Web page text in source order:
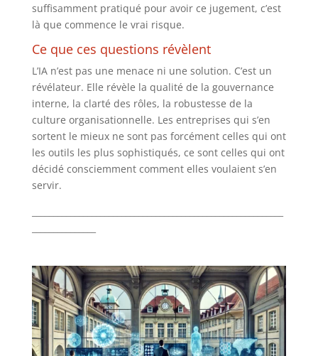
suffisamment pratiqué pour avoir ce jugement, c’est
là que commence le vrai risque.
Ce que ces questions révèlent
L’IA n’est pas une menace ni une solution. C’est un
révélateur. Elle révèle la qualité de la gouvernance
interne, la clarté des rôles, la robustesse de la
culture organisationnelle. Les entreprises qui s’en
sortent le mieux ne sont pas forcément celles qui ont
les outils les plus sophistiqués, ce sont celles qui ont
décidé consciemment comment elles voulaient s’en
servir.